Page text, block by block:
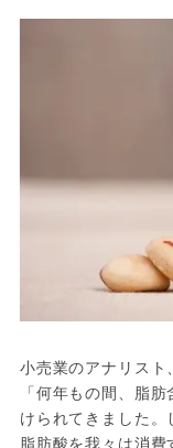
小売業のアナリスト
「何年もの間、脂
けられてきました
脂肪酸を我々は消